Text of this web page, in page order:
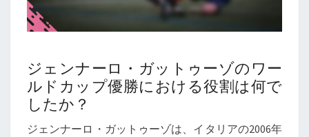
ジェンナーロ・ガットゥーゾのワー
ルドカップ優勝における役割は何で
したか？
ジェンナーロ・ガットゥーゾは、イタリアの2006年